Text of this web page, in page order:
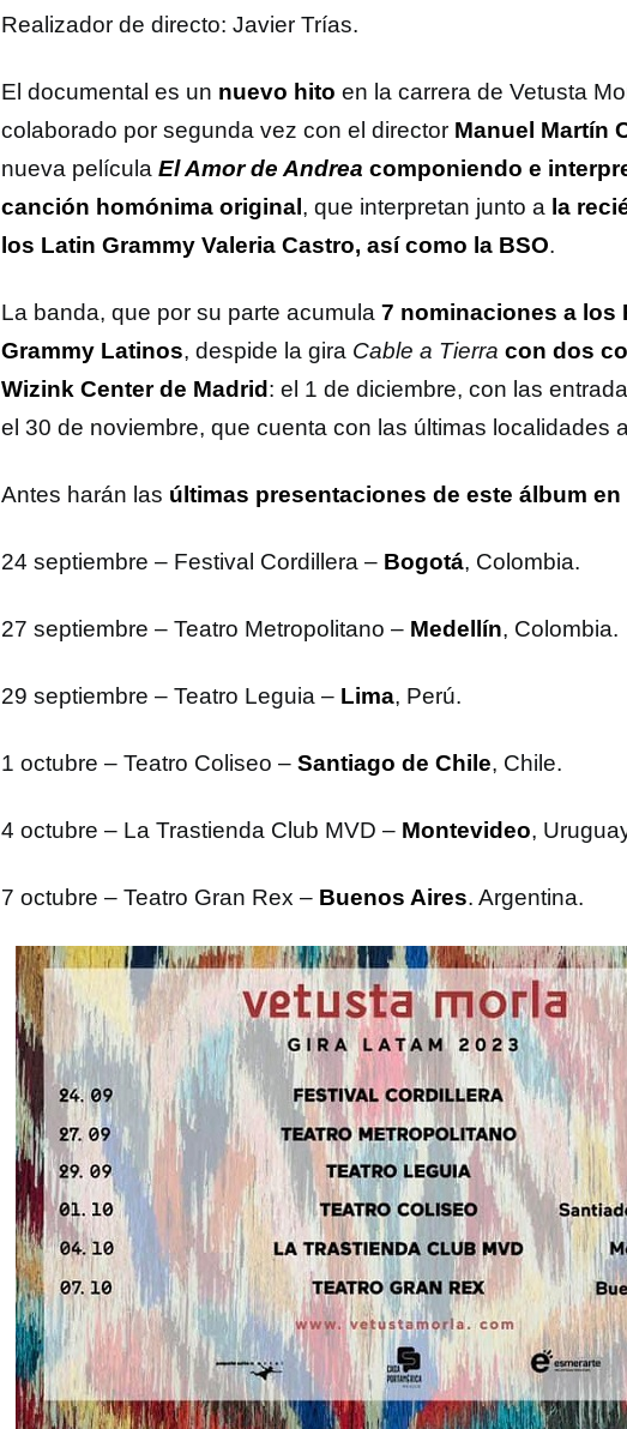
Realizador de directo: Javier Trías.
El documental es un nuevo hito en la carrera de Vetusta
colaborado por segunda vez con el director Manuel Martín
nueva película El Amor de Andrea componiendo e
canción homónima original , que interpretan junto a la
los Latin Grammy Valeria Castro, así como la BSO.
La banda, que por su parte acumula 7 nominaciones a los
Grammy Latinos, despide la gira Cable a Tierra con dos
Wizink Center de Madrid : el 1 de diciembre, con las
el 30 de noviembre, que cuenta con las últimas localidades
Antes harán las últimas presentaciones de este álbum
24 septiembre – Festival Cordillera – Bogotá, Colombia.
27 septiembre – Teatro Metropolitano – Medellín, Colombia.
29 septiembre – Teatro Leguia – Lima, Perú.
1 octubre – Teatro Coliseo – Santiago de Chile, Chile.
4 octubre – La Trastienda Club MVD – Montevideo,
7 octubre – Teatro Gran Rex – Buenos Aires. Argentina.